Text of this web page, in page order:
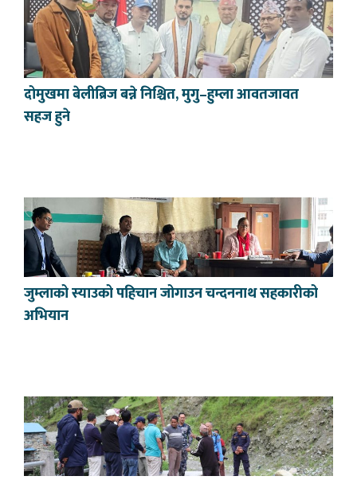
दोमुखमा बेलीब्रिज बन्ने निश्चित, मुगु–हुम्ला आवतजावत
सहज हुने
जुम्लाको स्याउको पहिचान जोगाउन चन्दननाथ सहकारीको
अभियान